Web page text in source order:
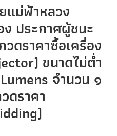
แม่ฟ้าหลวง
ง ประกาศผู้ชนะ
วดราคาซื้อเครื่อง
ขนาดไม่ต่ำ
จำนวน ๑
ดราคา